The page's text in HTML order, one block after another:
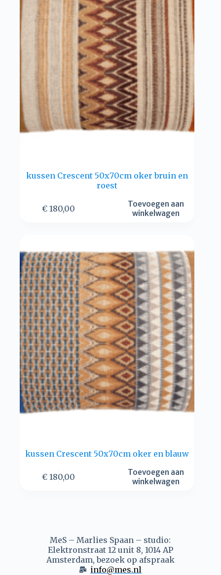
kussen Crescent 50x70cm oker bruin en
roest
€ 180,00
Toevoegen aan
winkelwagen
kussen Crescent 50x70cm oker en blauw
€ 180,00
Toevoegen aan
winkelwagen
MeS – Marlies Spaan – studio:
Elektronstraat 12 unit 8, 1014 AP
Amsterdam, bezoek op afspraak
info@mes.nl